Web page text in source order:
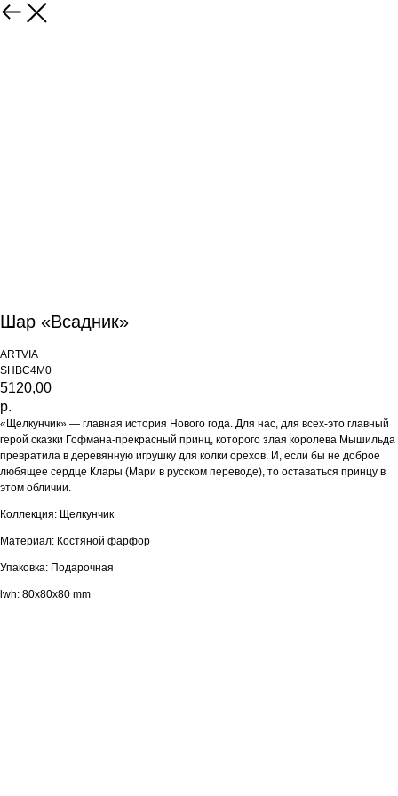
Шар «Всадник»
ARTVIA
SHBC4M0
5120,00
р.
«Щелкунчик» — главная история Нового года. Для нас, для всех-это главный
герой сказки Гофмана-прекрасный принц, которого злая королева Мышильда
превратила в деревянную игрушку для колки орехов. И, если бы не доброе
любящее сердце Клары (Мари в русском переводе), то оставаться принцу в
этом обличии.
Коллекция: Щелкунчик
Материал: Костяной фарфор
Упаковка: Подарочная
lwh: 80x80x80 mm